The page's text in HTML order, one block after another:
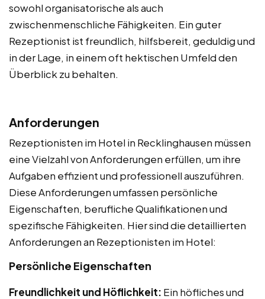
sowohl organisatorische als auch
zwischenmenschliche Fähigkeiten. Ein guter
Rezeptionist ist freundlich, hilfsbereit, geduldig und
in der Lage, in einem oft hektischen Umfeld den
Überblick zu behalten.
Anforderungen
Rezeptionisten im Hotel in Recklinghausen müssen
eine Vielzahl von Anforderungen erfüllen, um ihre
Aufgaben effizient und professionell auszuführen.
Diese Anforderungen umfassen persönliche
Eigenschaften, berufliche Qualifikationen und
spezifische Fähigkeiten. Hier sind die detaillierten
Anforderungen an Rezeptionisten im Hotel:
Persönliche Eigenschaften
Freundlichkeit und Höflichkeit: Ein höfliches und